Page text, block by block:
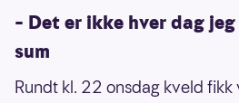
– Det er ikke hver dag
sum
Rundt kl. 22 onsdag kveld